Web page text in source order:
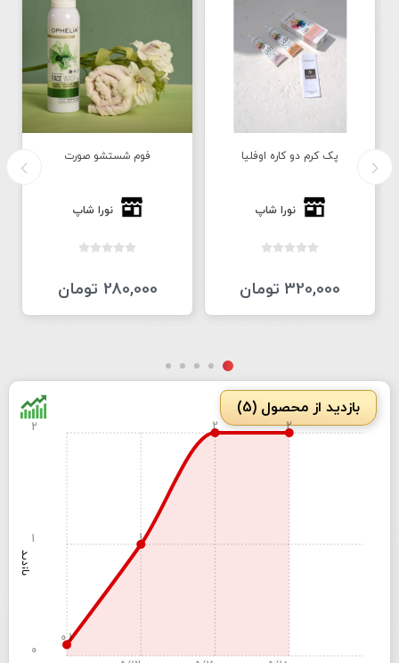
پک کرم دو کاره اوفلیا
نورا شاپ
320,000 تومان
فوم شستشو صورت
نورا شاپ
280,000 تومان
بازدید از محصول (5)
بازدید
0.1
1
2 2
0
1
2